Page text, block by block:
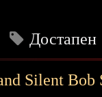
Достапен
Silent Bob